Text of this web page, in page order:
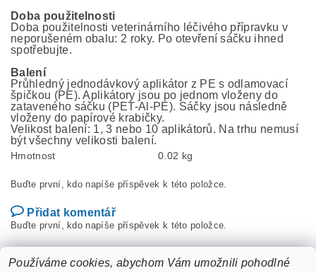
Doba použitelnosti
Doba použitelnosti veterinárního léčivého přípravku v
neporušeném obalu: 2 roky. Po otevření sáčku ihned
spotřebujte.
Balení
Průhledný jednodávkový aplikátor z PE s odlamovací
špičkou (PE). Aplikátory jsou po jednom vloženy do
zataveného sáčku (PET-Al-PE). Sáčky jsou následně
vloženy do papírové krabičky.
Velikost balení: 1, 3 nebo 10 aplikátorů. Na trhu nemusí
být všechny velikosti balení.
Hmotnost 0.02 kg
Buďte první, kdo napíše příspěvek k této položce.
Přidat komentář
Buďte první, kdo napíše příspěvek k této položce.
Používáme cookies, abychom Vám umožnili pohodlné